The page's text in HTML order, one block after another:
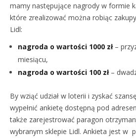
mamy następujące nagrody w formie
które zrealizować można robiąc
Lidl:
nagroda o wartości 1000 zł–
miesiącu,
nagroda o wartości 100 zł–
By wziąć udział w loterii i zyskać
wypełnić ankietę dostępną pod
także zarejestrować paragon
wybranym sklepie Lidl. Ankieta jest w